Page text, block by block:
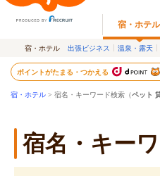
宿・ホテル
宿・ホテル 出張ビジネス 温泉・露天
ポイントがたまる・つかえる
宿・ホテル > 宿名・キーワード検索（ペット
宿名・キー